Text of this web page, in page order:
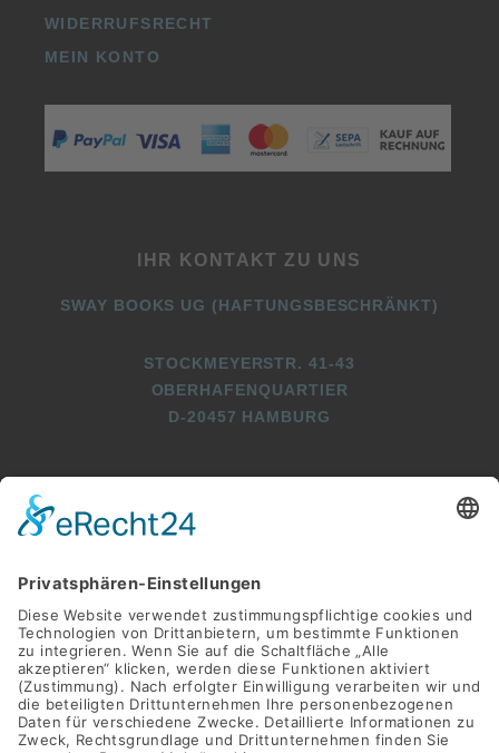
WIDERRUFSRECHT
MEIN KONTO
IHR KONTAKT ZU UNS
SWAY BOOKS UG (HAFTUNGSBESCHRÄNKT)
STOCKMEYERSTR. 41-43
OBERHAFENQUARTIER
D-20457 HAMBURG
+49 (0)40 2716369 9
INFO@SWAY-BOOKS.DE
      